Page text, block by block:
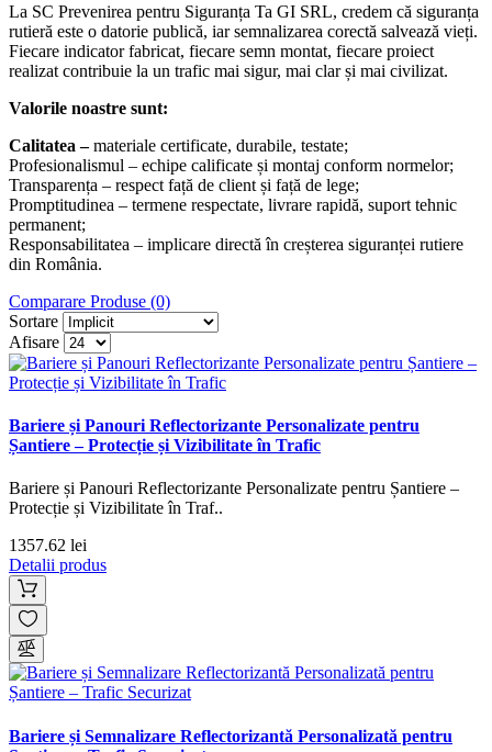
La SC Prevenirea pentru Siguranța Ta GI SRL, credem că siguranța
rutieră este o datorie publică, iar semnalizarea corectă salvează vieți.
Fiecare indicator fabricat, fiecare semn montat, fiecare proiect
realizat contribuie la un trafic mai sigur, mai clar și mai civilizat.
Valorile noastre sunt:
Calitatea –materiale certificate, durabile, testate;
Profesionalismul – echipe calificate și montaj conform normelor;
Transparența – respect față de client și față de lege;
Promptitudinea – termene respectate, livrare rapidă, suport tehnic
permanent;
Responsabilitatea – implicare directă în creșterea siguranței rutiere
din România.
Comparare Produse (0)
Sortare
Afisare
Bariere și Panouri Reflectorizante Personalizate pentru
Șantiere – Protecție și Vizibilitate în Trafic
Bariere și Panouri Reflectorizante Personalizate pentru Șantiere –
Protecție și Vizibilitate în Traf..
1357.62 lei
Detalii produs
Bariere și Semnalizare Reflectorizantă Personalizată pentru